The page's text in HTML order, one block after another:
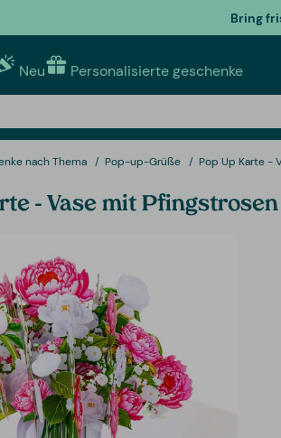
Bring
Neu Personalisierte geschenke
nach Thema Pop-up-Grüße Pop Up Karte -
- Vase mit Pfingstrosen